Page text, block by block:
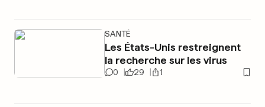
SANTÉ
Les États-Unis restreignent
la recherche sur les virus
0 29 1